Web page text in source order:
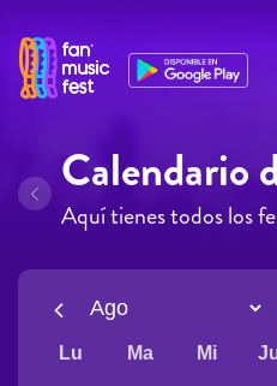
Calendario
Aquí tienes todos los
Lu Ma Mi